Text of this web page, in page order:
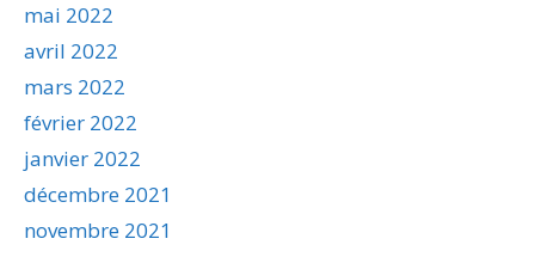
mai 2022
avril 2022
mars 2022
février 2022
janvier 2022
décembre 2021
novembre 2021